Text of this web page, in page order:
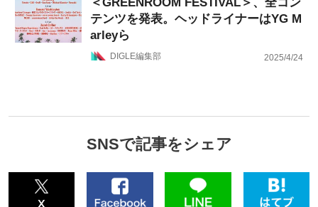
＜GREENROOM FESTIVAL＞、全コン
テンツを発表。ヘッドライナーはYG M
arleyら
DIGLE編集部 2025/4/24
SNSで記事をシェア